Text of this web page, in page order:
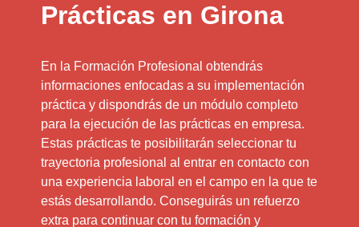
Prácticas en Girona
En la Formación Profesional obtendrás
informaciones enfocadas a su implementación
práctica y dispondrás de un módulo completo
para la ejecución de las prácticas en empresa.
Estas prácticas te posibilitarán seleccionar tu
trayectoria profesional al entrar en contacto con
una experiencia laboral en el campo en la que te
estás desarrollando. Conseguirás un refuerzo
extra para continuar con tu formación y